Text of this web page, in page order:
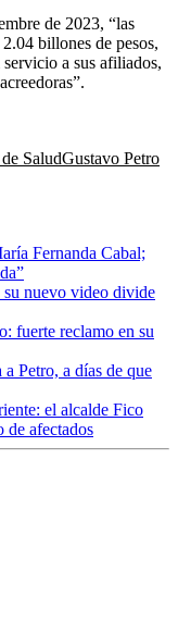
de 2023, “las
billones de pesos,
a sus afiliados,
SaludGustavo Petro
Fernanda Cabal;
nuevo video divide
fuerte reclamo en su
Petro, a días de que
el alcalde Fico
de afectados